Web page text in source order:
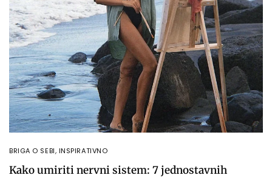
BRIGA O SEBI, INSPIRATIVNO
Kako umiriti nervni sistem: 7 jednostavnih